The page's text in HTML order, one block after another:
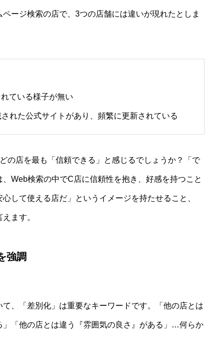
ージ検索の店で、3つの店舗には違いが現れたとしま
ている様子が無い
れた公式サイトがあり、頻繁に更新されている
の店を最も「信頼できる」と感じるでしょうか？「で
Web検索の中でC店に信頼性を抱き、好感を持つこと
して使える店だ」というイメージを持たせること、
ます。
強調
、「差別化」は重要なキーワードです。「他の店とは
「他の店とは違う『雰囲気の良さ』がある」…何らか